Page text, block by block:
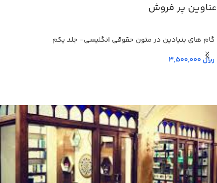
عناوین پر فروش
گام های بنیادین در متون حقوقي انگليسي- جلد يكم
ریال